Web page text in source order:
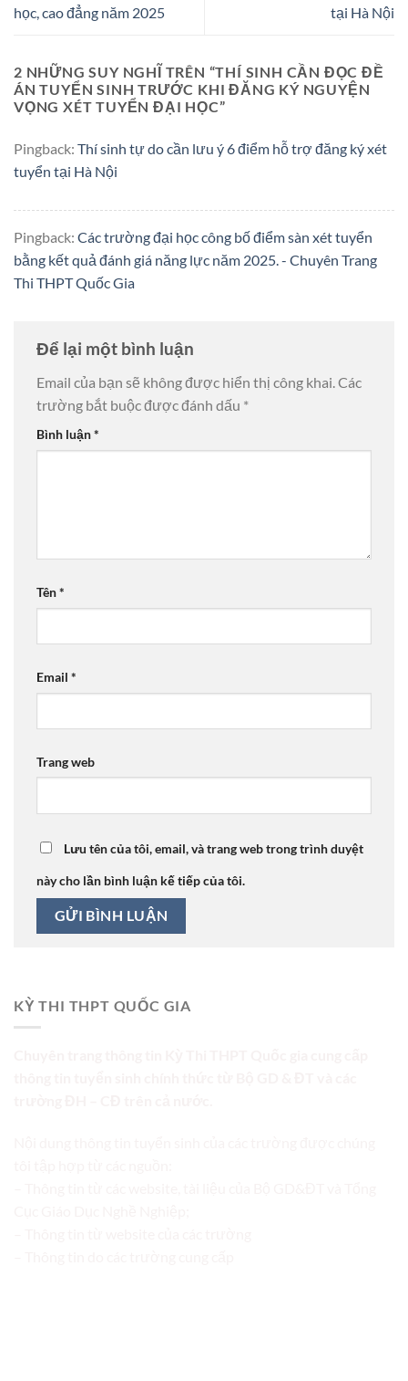
học, cao đẳng năm 2025
tại Hà Nội
2 NHỮNG SUY NGHĨ TRÊN “THÍ SINH CẦN ĐỌC ĐỀ
ÁN TUYỂN SINH TRƯỚC KHI ĐĂNG KÝ NGUYỆN
VỌNG XÉT TUYỂN ĐẠI HỌC”
Pingback: Thí sinh tự do cần lưu ý 6 điểm hỗ trợ đăng ký xét
tuyển tại Hà Nội
Pingback: Các trường đại học công bố điểm sàn xét tuyển
bằng kết quả đánh giá năng lực năm 2025. - Chuyên Trang
Thi THPT Quốc Gia
Để lại một bình luận
Email của bạn sẽ không được hiển thị công khai.Các
trường bắt buộc được đánh dấu *
Bình luận*
Tên*
Email *
Trang web
Lưu tên của tôi, email, và trang web trong trình duyệt
này cho lần bình luận kế tiếp của tôi.
KỲ THI THPT QUỐC GIA